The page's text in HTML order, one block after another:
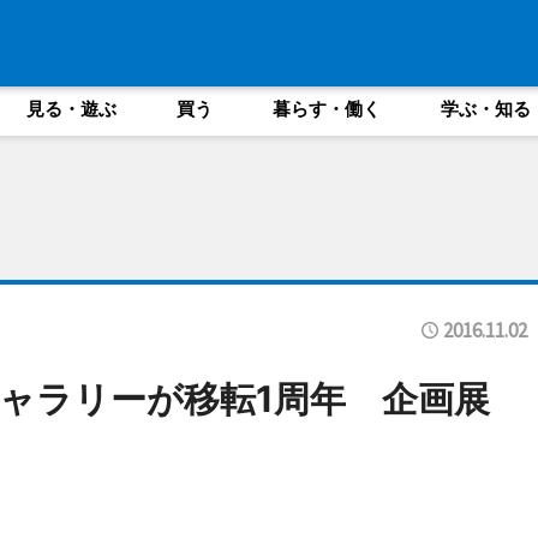
見る・遊ぶ 買う 暮らす・働く 学ぶ・知る
2016.11.02
ラリーが移転1周年 企画展